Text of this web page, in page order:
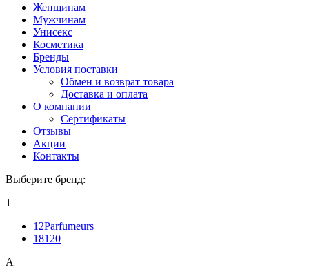
Женщинам
Мужчинам
Унисекс
Косметика
Бренды
Условия поставки
Обмен и возврат товара
Доставка и оплата
О компании
Сертификаты
Отзывы
Акции
Контакты
Выберите бренд:
1
12Parfumeurs
18120
A